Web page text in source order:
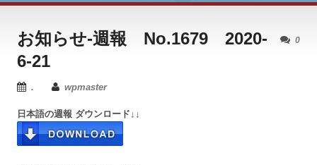
0
お知らせ-週報 No.1679 2020-
6-21
. wpmaster
日本語の週報 ダウンロード↓↓